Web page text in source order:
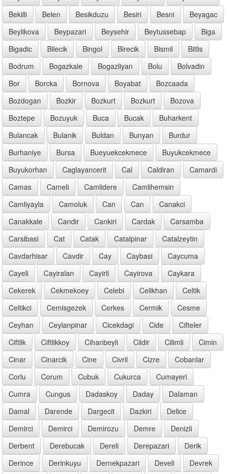
Bekilli
Belen Besikduzu Besiri Besni
Beyagac
Beylikova
Beypazari Beysehir Beytussebap
Biga
Bigadic
Bilecik Bingol Birecik Bismil
Bitlis
Bodrum
Bogazkale Bogazliyan Bolu
Bolvadin
Bor
Borcka Bornova Boyabat
Bozcaada
Bozdogan
Bozkir Bozkurt Bozkurt
Bozova
Boztepe
Bozuyuk Buca Bucak
Buharkent
Bulancak
Bulanik Buldan Bunyan
Burdur
Burhaniye
Bursa Bueyuekcekmece
Buyukcekmece
Buyukorhan
Caglayancerit Cal Caldiran
Camardi
Camas
Cameli Camlidere
Camlihemsin
Camliyayla
Camoluk Can Can
Canakci
Canakkale
Candir Cankiri Cardak
Carsamba
Carsibasi
Cat Catak Catalpinar
Catalzeytin
Cavdarhisar
Cavdir Cay Caybasi
Caycuma
Cayeli
Cayiralan Cayirli Cayirova
Caykara
Cekerek
Cekmekoey Celebi Celikhan
Celtik
Celtikci
Cemisgezek Cerkes Cermik
Cesme
Ceyhan
Ceylanpinar Cicekdagi Cide
Cifteler
Ciftlik
Ciftlikkoy Cihanbeyli Cildir Cilimli
Cimin
Cinar
Cinarcik Cine Civril Cizre
Cobanlar
Corlu
Corum Cubuk Cukurca
Cumayeri
Cumra
Cungus Dadaskoy Daday
Dalaman
Damal
Darende Dargecit Dazkiri
Delice
Demirci
Demirci Demirozu Demre
Denizli
Derbent
Derebucak Dereli Derepazari
Derik
Derince
Derinkuyu Dernekpazari Develi Devrek